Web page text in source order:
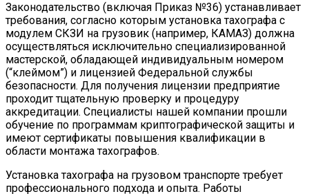
Законодательство (включая Приказ №36) устанавливает
требования, согласно которым установка тахографа с
модулем СКЗИ на грузовик (например, КАМАЗ) должна
осуществляться исключительно специализированной
мастерской, обладающей индивидуальным номером
(“клеймом”) и лицензией Федеральной службы
безопасности. Для получения лицензии предприятие
проходит тщательную проверку и процедуру
аккредитации. Специалисты нашей компании прошли
обучение по программам криптографической защиты и
имеют сертификаты повышения квалификации в
области монтажа тахографов.
Установка тахографа на грузовом транспорте требует
профессионального подхода и опыта. Работы